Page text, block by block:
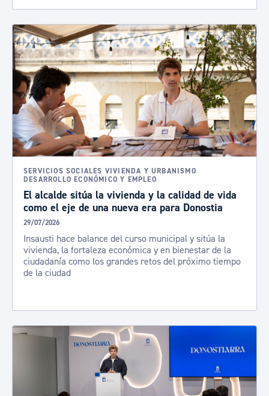
SERVICIOS SOCIALES VIVIENDA Y URBANISMO
DESARROLLO ECONÓMICO Y EMPLEO
El alcalde sitúa la vivienda y la calidad de vida
como el eje de una nueva era para Donostia
29/07/2026
Insausti hace balance del curso municipal y sitúa la
vivienda, la fortaleza económica y en bienestar de la
ciudadanía como los grandes retos del próximo tiempo
de la ciudad